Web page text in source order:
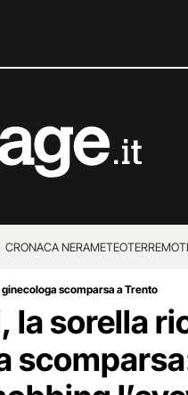
CRONACA NERAMETEOTERREMOTI
LOTTO E SUPERENALOTTO
scomparsa a Trento
la sorella